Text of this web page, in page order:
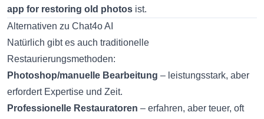
app for restoring old photos ist.
Alternativen zu Chat4o AI
Natürlich gibt es auch traditionelle
Restaurierungsmethoden:
Photoshop/manuelle Bearbeitung – leistungsstark, aber
erfordert Expertise und Zeit.
Professionelle Restauratoren – erfahren, aber teuer, oft